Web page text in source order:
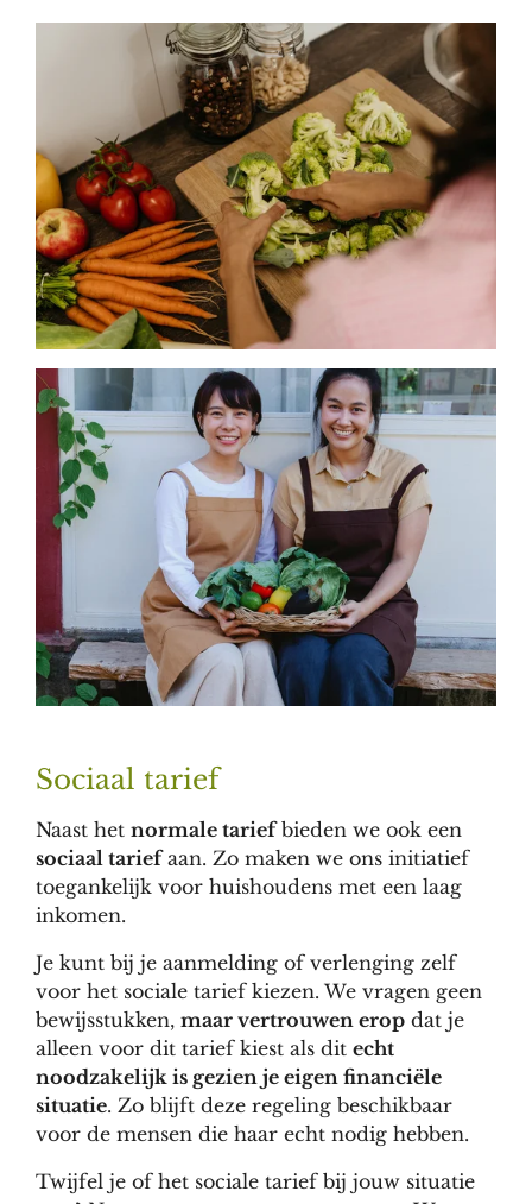
Sociaal tarief
Naast het normale tariefbieden we ook een
sociaal tariefaan. Zo maken we ons initiatief
toegankelijk voor huishoudens met een laag
inkomen.
Je kunt bij je aanmelding of verlenging zelf
voor het sociale tarief kiezen. We vragen geen
bewijsstukken, maar vertrouwen erop dat je
alleen voor dit tarief kiest als dit echt
noodzakelijk is gezien je eigen financiële
situatie. Zo blijft deze regeling beschikbaar
voor de mensen die haar echt nodig hebben.
Twijfel je of het sociale tarief bij jouw situatie